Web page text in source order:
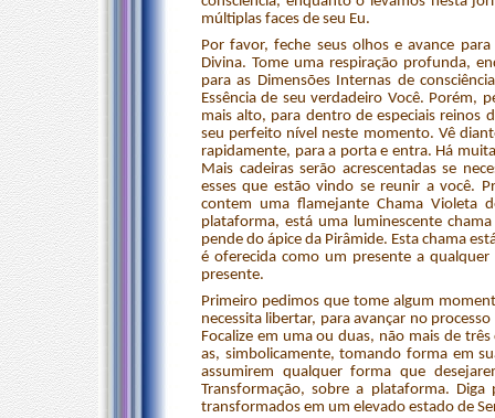
múltiplas faces de seu Eu.
Por favor, feche seus olhos e avance
Divina. Tome uma respiração profunda,
para as Dimensões Internas de
Essência de seu verdadeiro Você. Porém,
mais alto, para dentro de especiais reinos
seu perfeito nível neste momento. Vê
rapidamente, para a porta e entra. Há
Mais cadeiras serão acrescentadas se
esses que estão vindo se reunir a você.
contem uma flamejante Chama Violeta
plataforma, está uma luminescente
pende do ápice da Pirâmide. Esta chama
é oferecida como um presente a
presente.
Primeiro pedimos que tome algum
necessita libertar, para avançar no
Focalize em uma ou duas, não mais de
as, simbolicamente, tomando forma em
assumirem qualquer forma que
Transformação, sobre a plataforma.
transformados em um elevado estado de